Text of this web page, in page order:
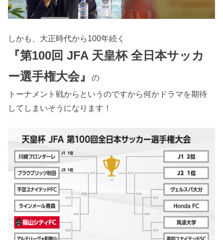
しかも、大正時代から100年続く
『第100回 JFA 天皇杯 全日本サッカ
ー選手権大会』の
トーナメント戦からというのですから何かドラマを期待
してしまいそうになります！